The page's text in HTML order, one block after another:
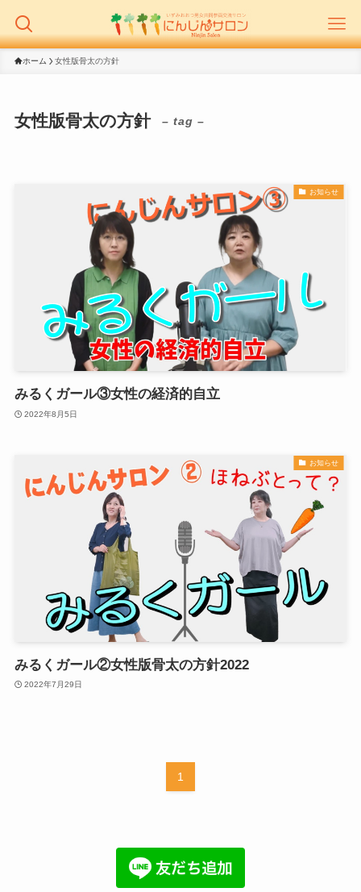
ホーム 女性版骨太の方針
女性版骨太の方針 – tag –
お知らせ
みるくガール③女性の経済的自立
2022年8月5日
お知らせ
みるくガール②女性版骨太の方針2022
2022年7月29日
1